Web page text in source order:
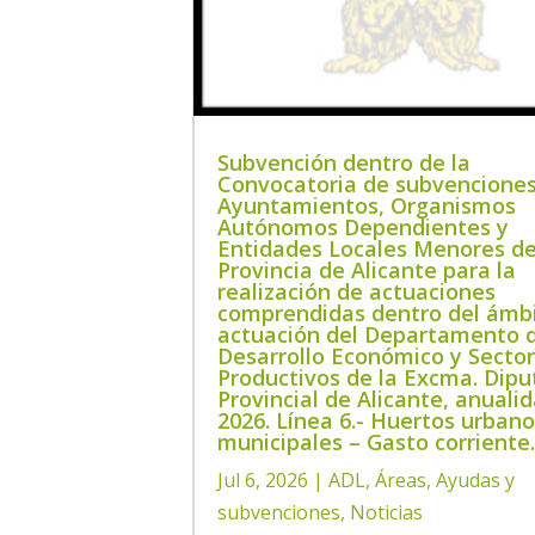
Subvención dentro de la
Convocatoria de
Ayuntamientos, Organismos
Autónomos Dependientes y
Entidades Locales Menores
Provincia de Alicante para la
realización de actuaciones
comprendidas dentro del
actuación del Departamento
Desarrollo Económico y
Productivos de la Excma.
Provincial de Alicante,
2026. Línea 6.- Huertos
municipales – Gasto corriente.
Jul 6, 2026 |ADL,Áreas,Ayudas y
subvenciones, Noticias